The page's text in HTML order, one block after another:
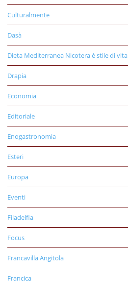
Culturalmente
Dasà
Dieta Mediterranea Nicotera è stile di vita
Drapia
Economia
Editoriale
Enogastronomia
Esteri
Europa
Eventi
Filadelfia
Focus
Francavilla Angitola
Francica